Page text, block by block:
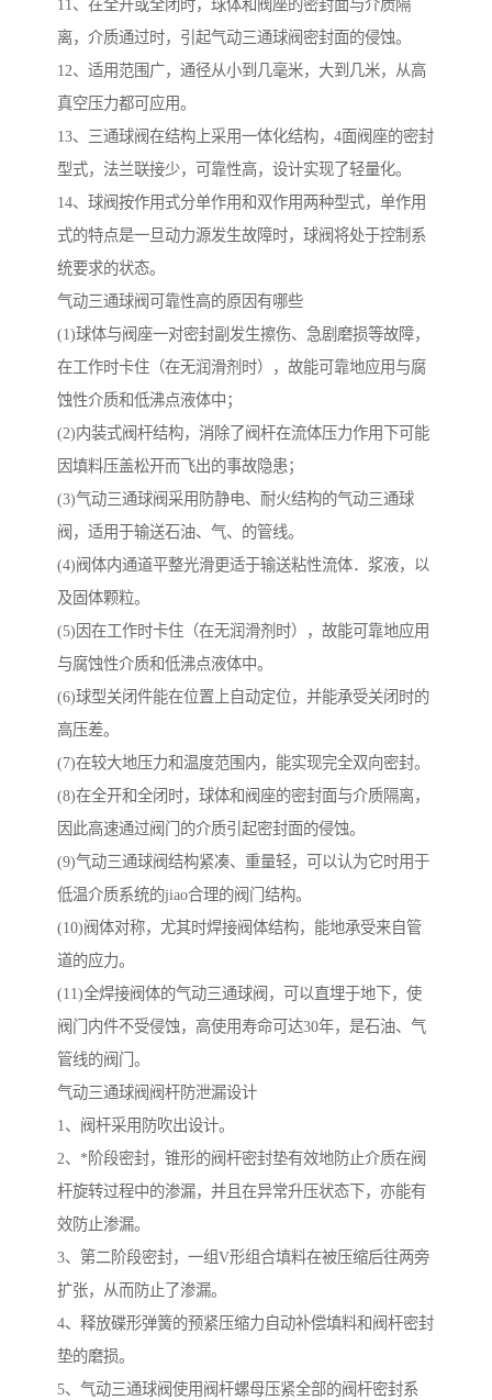
11、在全开或全闭时，球体和阀座的密封面与介质隔
离，介质通过时，引起气动三通球阀密封面的侵蚀。
12、适用范围广，通径从小到几毫米，大到几米，从高
真空压力都可应用。
13、三通球阀在结构上采用一体化结构，4面阀座的密封
型式，法兰联接少，可靠性高，设计实现了轻量化。
14、球阀按作用式分单作用和双作用两种型式，单作用
式的特点是一旦动力源发生故障时，球阀将处于控制系
统要求的状态。
气动三通球阀可靠性高的原因有哪些
(1)球体与阀座一对密封副发生擦伤、急剧磨损等故障，
在工作时卡住（在无润滑剂时），故能可靠地应用与腐
蚀性介质和低沸点液体中；
(2)内装式阀杆结构，消除了阀杆在流体压力作用下可能
因填料压盖松开而飞出的事故隐患；
(3)气动三通球阀采用防静电、耐火结构的气动三通球
阀，适用于输送石油、气、的管线。
(4)阀体内通道平整光滑更适于输送粘性流体．浆液，以
及固体颗粒。
(5)因在工作时卡住（在无润滑剂时），故能可靠地应用
与腐蚀性介质和低沸点液体中。
(6)球型关闭件能在位置上自动定位，并能承受关闭时的
高压差。
(7)在较大地压力和温度范围内，能实现完全双向密封。
(8)在全开和全闭时，球体和阀座的密封面与介质隔离，
因此高速通过阀门的介质引起密封面的侵蚀。
(9)气动三通球阀结构紧凑、重量轻，可以认为它时用于
低温介质系统的jiao合理的阀门结构。
(10)阀体对称，尤其时焊接阀体结构，能地承受来自管
道的应力。
(11)全焊接阀体的气动三通球阀，可以直埋于地下，使
阀门内件不受侵蚀，高使用寿命可达30年，是石油、气
管线的阀门。
气动三通球阀阀杆防泄漏设计
1、阀杆采用防吹出设计。
2、*阶段密封，锥形的阀杆密封垫有效地防止介质在阀
杆旋转过程中的渗漏，并且在异常升压状态下，亦能有
效防止渗漏。
3、第二阶段密封，一组V形组合填料在被压缩后往两旁
扩张，从而防止了渗漏。
4、释放碟形弹簧的预紧压缩力自动补偿填料和阀杆密封
垫的磨损。
5、气动三通球阀使用阀杆螺母压紧全部的阀杆密封系